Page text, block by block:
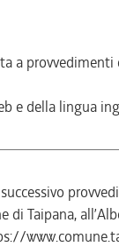
a provvedimenti
e della lingua
Taipana,